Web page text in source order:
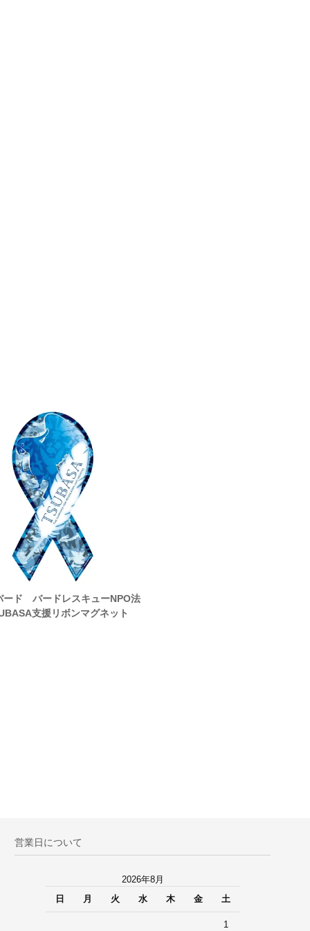
ード バードレスキューNPO法
支援リボンマグネット
営業日について
2026年8月
日
月 火 水 木 金 土
1